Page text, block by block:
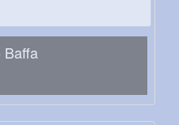
Baffa